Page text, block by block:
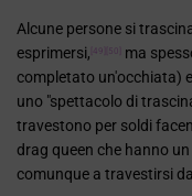
Alcune persone si
esprimersi, [49] [50]
ma
completato un'occhiata)
uno "spettacolo di
travestono per soldi
drag queen che hanno
comunque a travestirsi